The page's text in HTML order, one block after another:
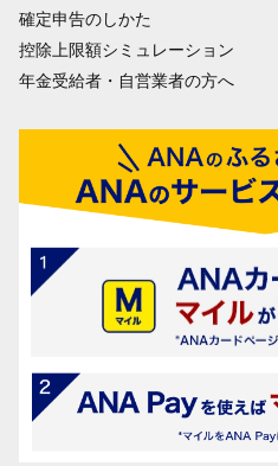
確定申告のしかた
控除上限額シミュレーション
年金受給者・自営業者の方へ